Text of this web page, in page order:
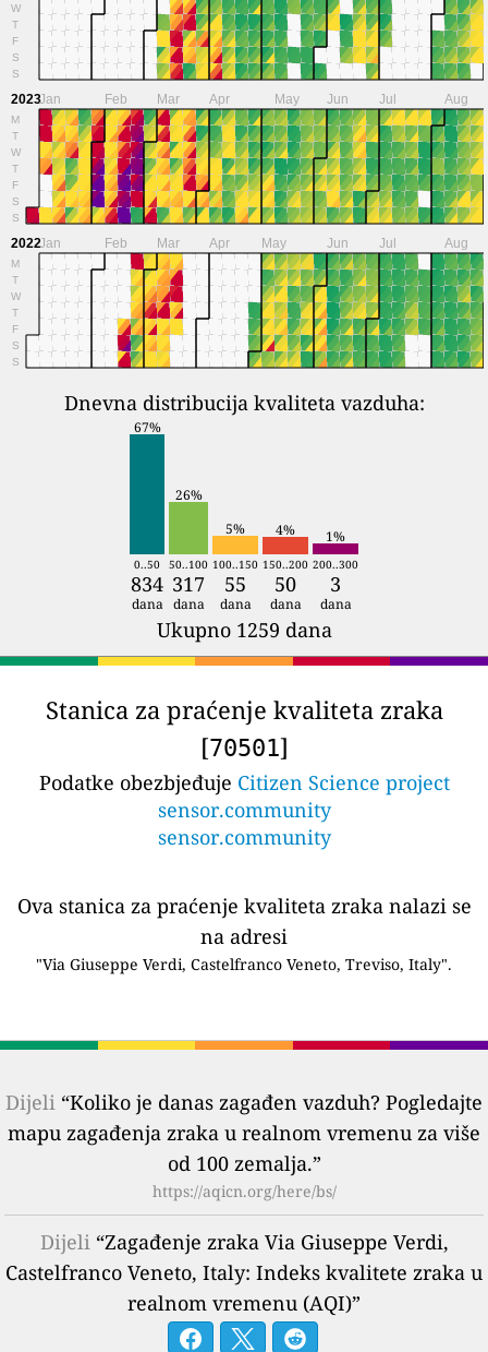
W
T
F
S
S
2023
M
T
W
T
F
S
S
Jan Feb Mar Apr May Jun Jul Aug
2022
M
T
W
T
F
S
S
Jan Feb Mar Apr May Jun Jul Aug
Dnevna distribucija kvaliteta vazduha:
67%
26%
5%
4% 1%
0..50 50..100 100..150 150..200 200..300
834 317 55 50 3
dana dana dana dana dana
Ukupno 1259 dana
Stanica za praćenje kvaliteta zraka
[70501]
Podatke obezbjeđuje Citizen Science project
sensor.community
sensor.community
Ova stanica za praćenje kvaliteta zraka nalazi se
na adresi
"Via Giuseppe Verdi, Castelfranco Veneto, Treviso, Italy".
Dijeli “Koliko je danas zagađen vazduh? Pogledajte
mapu zagađenja zraka u realnom vremenu za više
od 100 zemalja.”
https://aqicn.org/here/bs/
Dijeli “Zagađenje zraka Via Giuseppe Verdi,
Castelfranco Veneto, Italy: Indeks kvalitete zraka u
realnom vremenu (AQI)”